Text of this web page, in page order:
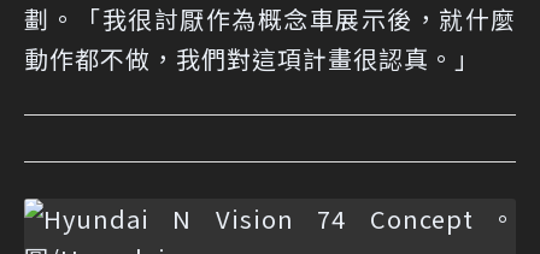
劃。「我很討厭作為概念車展示後，就什麼
動作都不做，我們對這項計畫很認真。」